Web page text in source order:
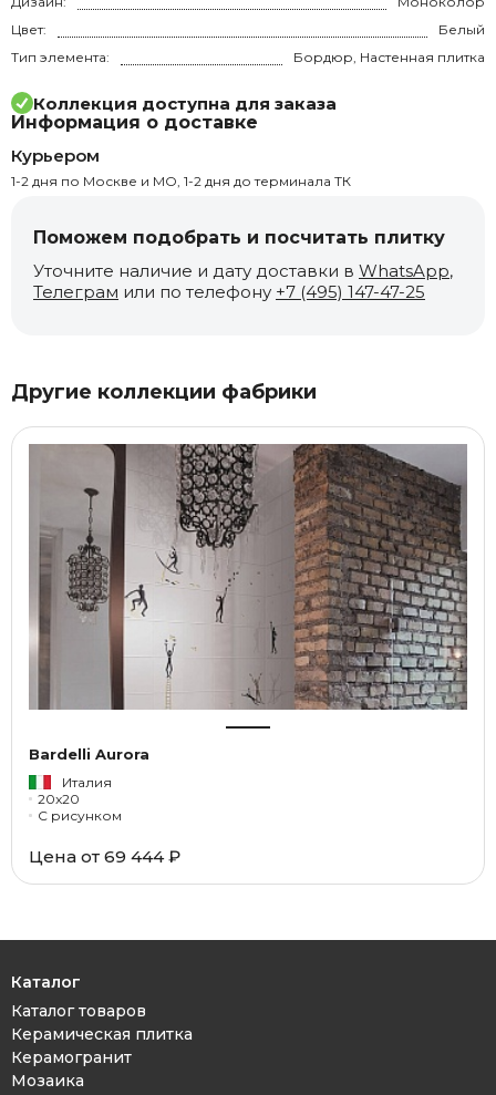
Цвет:
Белый
Тип элемента:
Бордюр, Настенная плитка
Коллекция доступна для заказа
Информация о доставке
Курьером
1-2 дня по Москве и МО, 1-2 дня до терминала ТК
Поможем подобрать и посчитать плитку
Уточните наличие и дату доставки в WhatsApp,
Телеграм или по телефону +7 (495) 147-47-25
Другие коллекции фабрики
Bardelli Aurora
Италия
20x20
С рисунком
Цена от 69 444 ₽
Каталог
Каталог товаров
Керамическая плитка
Керамогранит
Мозаика